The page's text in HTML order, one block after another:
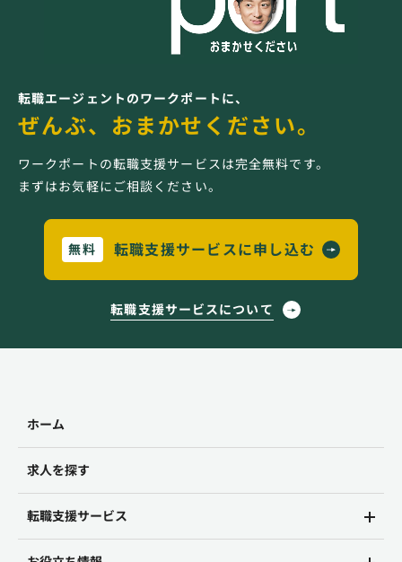
転職エージェントのワークポートに、
ぜんぶ、おまかせください。
ワークポートの転職支援サービスは完全無料です。
まずはお気軽にご相談ください。
無料 転職支援サービスに申し込む
転職支援サービスについて
ホーム
求人を探す
転職支援サービス